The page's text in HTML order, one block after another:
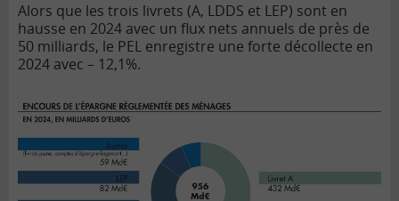
Alors que les trois livrets (A, LDDS et LEP) sont en
hausse en 2024 avec un flux nets annuels de près de
50 milliards, le PEL enregistre une forte décollecte en
2024 avec – 12,1%.